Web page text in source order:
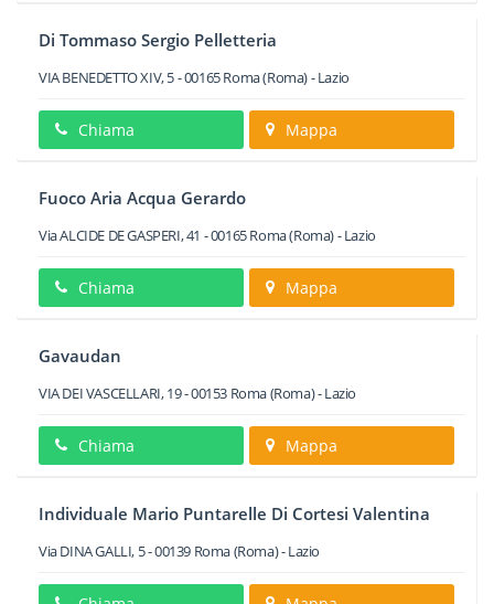
Di Tommaso Sergio Pelletteria
VIA BENEDETTO XIV, 5-00165Roma(Roma) -Lazio
Chiama Mappa
Fuoco Aria Acqua Gerardo
Via ALCIDE DE GASPERI, 41 -00165Roma(Roma) -Lazio
Chiama Mappa
Gavaudan
VIA DEI VASCELLARI, 19-00153 Roma(Roma) -Lazio
Chiama Mappa
Individuale Mario Puntarelle Di Cortesi Valentina
Via DINA GALLI, 5-00139 Roma(Roma) -Lazio